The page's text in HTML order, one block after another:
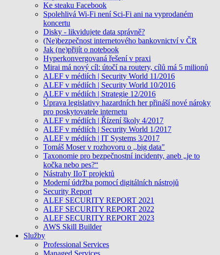
Ke steaku Facebook
Spolehlivá Wi-Fi není Sci-Fi ani na vyprodaném
koncertu
Disky - likvidujete data správně?
(Ne)bezpečnost internetového bankovnictví v ČR
Jak (ne)přijít o notebook
Hyperkonvergovaná řešení v praxi
Mirai má nový cíl: útočí na routery, cílů má 5 milionů
ALEF v médiích | Security World 11/2016
ALEF v médiích | Security World 10/2016
ALEF v médiích | Strategie 12/2016
Úprava legislativy hazardních her přináší nové nároky
pro poskytovatele internetu
ALEF v médiích | Řízení školy 4/2017
ALEF v médiích | Security World 1/2017
ALEF v médiích | IT Systems 3/2017
Tomáš Moser v rozhovoru o ,,big data"
Taxonomie pro bezpečnostní incidenty, aneb „je to
kočka nebo pes?“
Nástrahy IIoT projektů
Moderní údržba pomocí digitálních nástrojů
Security Report
ALEF SECURITY REPORT 2021
ALEF SECURITY REPORT 2022
ALEF SECURITY REPORT 2023
AWS Skill Builder
Služby
Professional Services
Managed Services